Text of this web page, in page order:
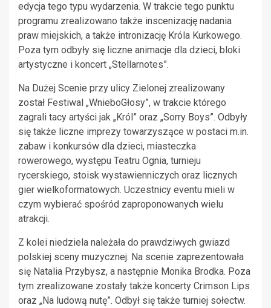
edycja tego typu wydarzenia. W trakcie tego punktu
programu zrealizowano także inscenizację nadania
praw miejskich, a także intronizację Króla Kurkowego.
Poza tym odbyły się liczne animacje dla dzieci, bloki
artystyczne i koncert „Stellarnotes”.
Na Dużej Scenie przy ulicy Zielonej zrealizowany
został Festiwal „WnieboGłosy”, w trakcie którego
zagrali tacy artyści jak „Król” oraz „Sorry Boys”. Odbyły
się także liczne imprezy towarzyszące w postaci m.in.
zabaw i konkursów dla dzieci, miasteczka
rowerowego, występu Teatru Ognia, turnieju
rycerskiego, stoisk wystawienniczych oraz licznych
gier wielkoformatowych. Uczestnicy eventu mieli w
czym wybierać spośród zaproponowanych wielu
atrakcji.
Z kolei niedziela należała do prawdziwych gwiazd
polskiej sceny muzycznej. Na scenie zaprezentowała
się Natalia Przybysz, a następnie Monika Brodka. Poza
tym zrealizowane zostały także koncerty Crimson Lips
oraz „Na ludową nutę”. Odbył się także turniej sołectw.